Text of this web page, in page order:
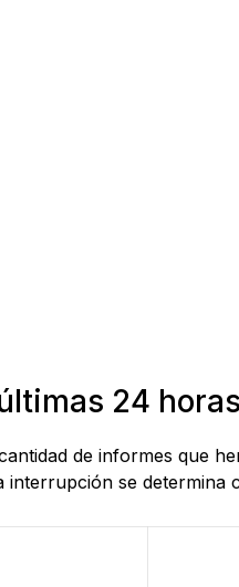
24
de informes que
interrupción se